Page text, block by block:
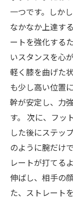
一つです。しか
なかなか上達す
ートを強化する
いスタンスを心
軽く膝を曲げた
も少し高い位置
幹が安定し、力
す。 次に、フッ
した後にステッ
のように腕だけ
レートが打てる
伸ばし、相手の
た、ストレート